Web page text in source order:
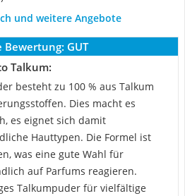
und weitere Angebote
Bewertung: GUT
Talkum:
besteht zu 100 % aus Talkum
Dies macht es
es eignet sich damit
Hauttypen. Die Formel ist
was eine gute Wahl für
auf Parfums reagieren.
Talkumpuder für vielfältige